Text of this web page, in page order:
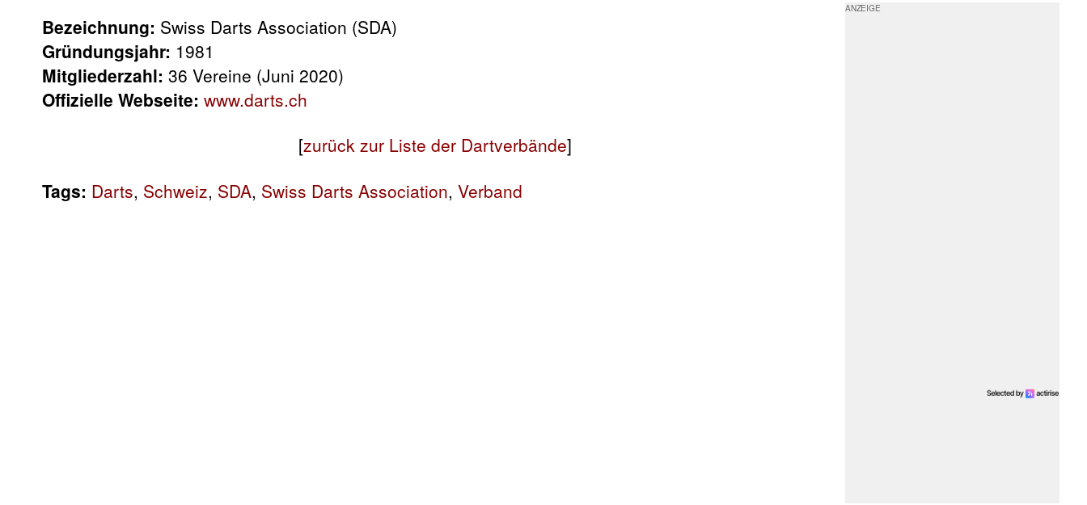
Bezeichnung: Swiss Darts Association (SDA)
Gründungsjahr: 1981
Mitgliederzahl: 36 Vereine (Juni 2020)
Offizielle Webseite: www.darts.ch
[zurück zur Liste der Dartverbände]
Tags: Darts, Schweiz, SDA, Swiss Darts Association, Verband